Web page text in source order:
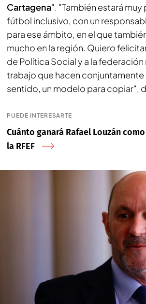
Cartagena". "También estará muy
fútbol inclusivo, con un
para ese ámbito, en el que
mucho en la región. Quiero
de Política Social y a la
trabajo que hacen conjuntamente
sentido, un modelo para copiar",
PUEDE INTERESARTE
Cuánto ganará Rafael Louzán
la RFEF